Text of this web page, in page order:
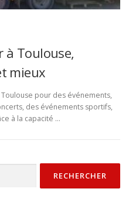
à Toulouse,
mieux
Toulouse pour des événements,
des événements sportifs,
à la capacité …